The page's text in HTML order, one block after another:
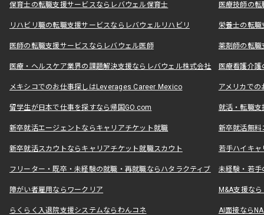
保育士の転職支援サービスならレバウェル保育士 医療技師の
リハビリ職の転職支援サービスならレバウェルリハビリ 栄養士の転
医師の転職支援サービスならレバウェル医師 薬剤師の転
医療・ヘルスケア業界の課題解決支援ならレバウェル株式会社 医療看護介
メキシコでのお仕事探しはLeverages Career Mexico アメリカで
留学生が日本で仕事を探すなら帰国GO.com 就活・転職
新卒就活エージェントならキャリアチケット就職 新卒就活無料
新卒就活スカウトならキャリアチケット就職スカウト 若手ハイキ
フリーター・既卒・未経験の就職・再就職ならハタラクティブ 未経験・若手
障がい者雇用ならワークリア M&A支援な
らくらく入退院支援システムならわんコネ AI面接なら